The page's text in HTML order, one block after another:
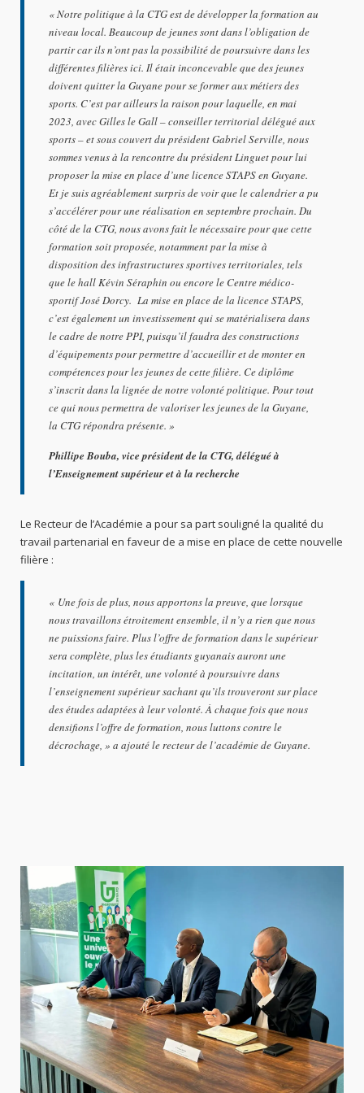
«Notre politique à la CTG est de développer la formation au
niveau local. Beaucoup de jeunes sont dans l’obligation de
partir car ils n’ont pas la possibilité de poursuivre dans les
différentes filières ici. Il était inconcevable que des jeunes
doivent quitter la Guyane pour se former aux métiers des
sports. C’est par ailleurs la raison pour laquelle, en mai
2023, avec Gilles le Gall – conseiller territorial délégué aux
sports – et sous couvert du président Gabriel Serville, nous
sommes venus à la rencontre du président Linguet pour lui
proposer la mise en place d’une licence STAPS en Guyane.
Et je suis agréablement surpris de voir que le calendrier a pu
s’accélérer pour une réalisation en septembre prochain. Du
côté de la CTG, nous avons fait le nécessaire pour que cette
formation soit proposée, notamment par la mise à
disposition des infrastructures sportives territoriales, tels
que le hall Kévin Séraphin ou encore le Centre médico-
sportif José Dorcy. La mise en place de la licence STAPS,
c’est également un investissement qui se matérialisera dans
le cadre de notre PPI, puisqu’il faudra des constructions
d’équipements pour permettre d’accueillir et de monter en
compétences pour les jeunes de cette filière. Ce diplôme
s’inscrit dans la lignée de notre volonté politique. Pour tout
ce qui nous permettra de valoriser les jeunes de la Guyane,
la CTG répondra présente. »
Phillipe Bouba, vice président de la CTG, délégué à
l’Enseignement supérieur et à la recherche
Le Recteur de l’Académie a pour sa part souligné la qualité du
travail partenarial en faveur de a mise en place de cette nouvelle
filière :
« Une fois de plus, nous apportons la preuve, que lorsque
nous travaillons étroitement ensemble, il n’y a rien que nous
ne puissions faire. Plus l’offre de formation dans le supérieur
sera complète, plus les étudiants guyanais auront une
incitation, un intérêt, une volonté à poursuivre dans
l’enseignement supérieur sachant qu’ils trouveront sur place
des études adaptées à leur volonté. À chaque fois que nous
densifions l’offre de formation, nous luttons contre le
décrochage, »a ajouté le recteur de l’académie de Guyane.